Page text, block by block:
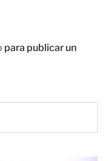
para publicar un